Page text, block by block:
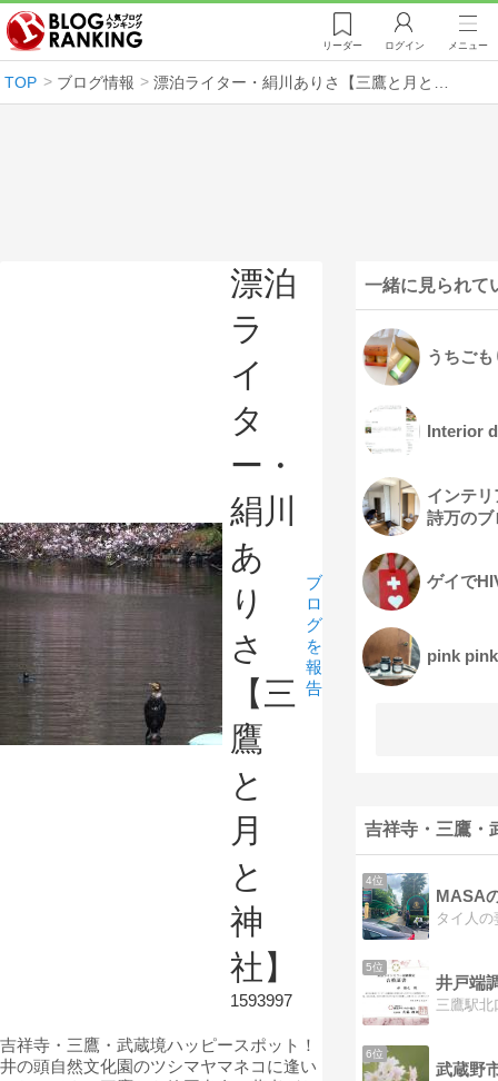
リーダー ログイン メニュー
TOP ブログ情報 漂泊ライター・絹川ありさ【三鷹と月と神社】
漂泊
ラ
イ
タ
ー・
絹川
あ
り
さ
【三
鷹
と
月
と
神
社】
1593997
ブ
ロ
グ
を
報
告
吉祥寺・三鷹・武蔵境ハッピースポット！
井の頭自然文化園のツシマヤマネコに逢い
一緒に見られて
うちご
Interior
インテ
詩万のブ
ゲイで
pink
吉祥寺・三鷹・
4位
MASA
5位
井戸端
6位
武蔵野